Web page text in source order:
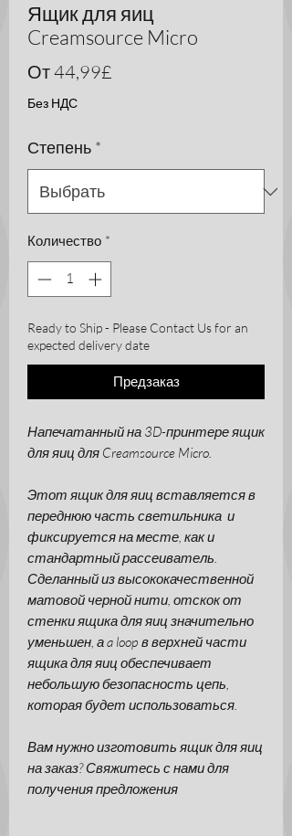
Ящик для яиц
Creamsource Micro
От44,99£
Без НДС
Степень *
Количество *
Ready to Ship - Please Contact Us for an
expected delivery date
Предзаказ
Напечатанный на 3D-принтере ящик
для яиц для Creamsource Micro.
Этот ящик для яиц вставляется в
переднюю часть светильника и
фиксируется на месте, как и
стандартный рассеиватель.
Сделанный из высококачественной
матовой черной нити, отскок от
стенки ящика для яиц значительно
уменьшен, а a loop в верхней части
ящика для яиц обеспечивает
небольшую безопасность цепь,
которая будет использоваться.
Вам нужно изготовить ящик для яиц
на заказ? Свяжитесь с нами для
получения предложения